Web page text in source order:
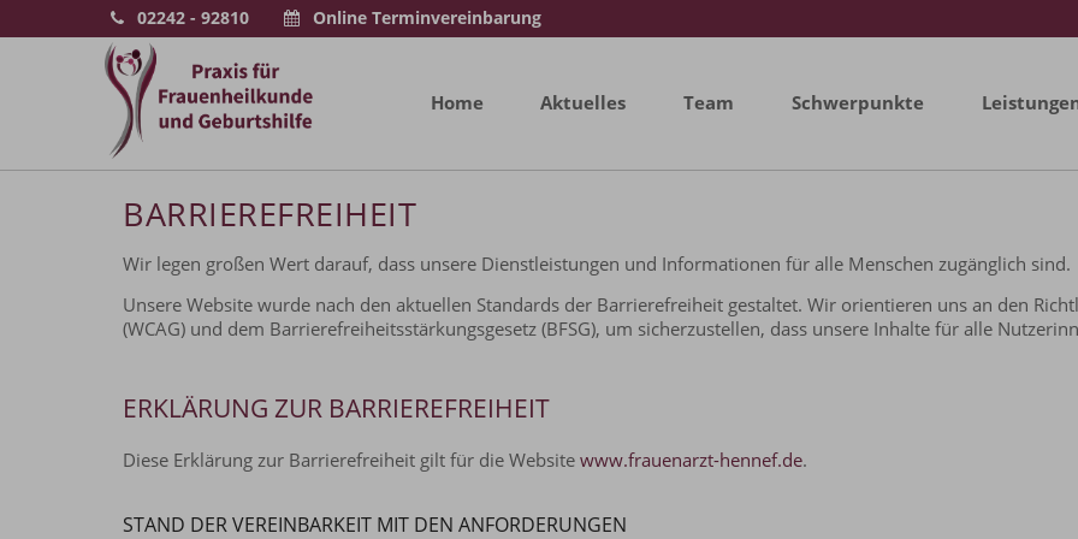
02242 - 92810 Online Terminvereinbarung
Home Aktuelles Team Schwerpunkte
BARRIEREFREIHEIT
Wir legen großen Wert darauf, dass unsere Dienstleistungen und Informationen für alle Menschen zugänglich sind.
Unsere Website wurde nach den aktuellen Standards der Barrierefreiheit gestaltet. Wir orientieren uns an den
(WCAG) und dem Barrierefreiheitsstärkungsgesetz (BFSG), um sicherzustellen, dass unsere Inhalte für alle
ERKLÄRUNG ZUR BARRIEREFREIHEIT
Diese Erklärung zur Barrierefreiheit gilt für die Website www.frauenarzt-hennef.de.
STAND DER VEREINBARKEIT MIT DEN ANFORDERUNGEN